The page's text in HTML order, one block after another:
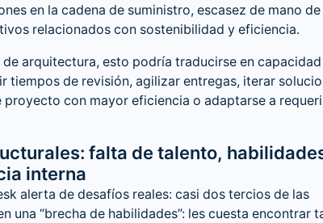
en la cadena de suministro, escasez de mano
relacionados con sostenibilidad y eficiencia.
de arquitectura, esto podría traducirse en
tiempos de revisión, agilizar entregas, iterar
proyecto con mayor eficiencia o adaptarse a
falta de talento,
interna
alerta de desafíos reales: casi dos tercios de las
una “brecha de habilidades”: les cuesta encontrar